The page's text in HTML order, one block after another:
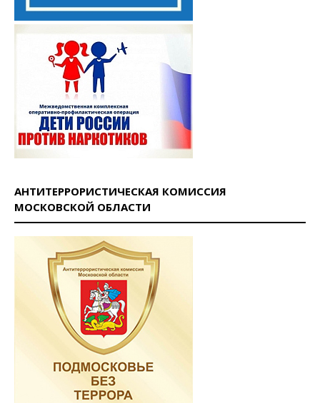
АНТИТЕРРОРИСТИЧЕСКАЯ КОМИССИЯ
МОСКОВСКОЙ ОБЛАСТИ